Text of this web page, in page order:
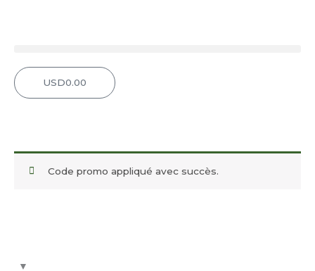
USD0.00 Panier
Code promo appliqué avec succès.
audio